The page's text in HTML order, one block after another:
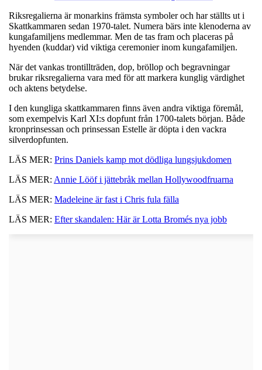
Riksregalierna är monarkins främsta symboler och har ställts ut i
Skattkammaren sedan 1970-talet. Numera bärs inte klenoderna av
kungafamiljens medlemmar. Men de tas fram och placeras på
hyenden (kuddar) vid viktiga ceremonier inom kungafamiljen.
När det vankas trontillträden, dop, bröllop och begravningar
brukar riksregalierna vara med för att markera kunglig värdighet
och aktens betydelse.
I den kungliga skattkammaren finns även andra viktiga föremål,
som exempelvis Karl XI:s dopfunt från 1700-talets början. Både
kronprinsessan och prinsessan Estelle är döpta i den vackra
silverdopfunten.
LÄS MER: Prins Daniels kamp mot dödliga lungsjukdomen
LÄS MER: Annie Lööf i jättebråk mellan Hollywoodfruarna
LÄS MER: Madeleine är fast i Chris fula fälla
LÄS MER: Efter skandalen: Här är Lotta Bromés nya jobb